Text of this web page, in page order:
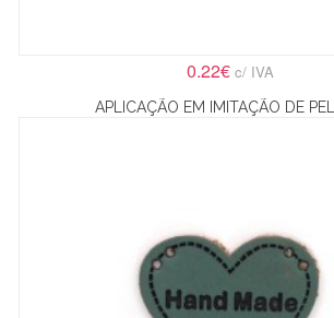
0.22€ c/ IVA
APLICAÇÃO EM IMITAÇÃO DE